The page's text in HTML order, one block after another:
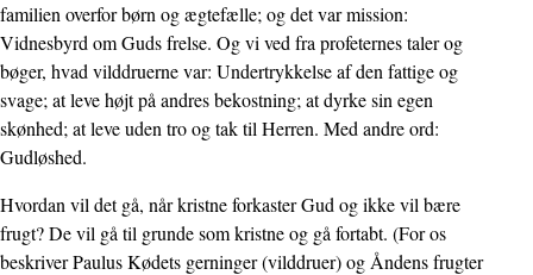
familien overfor børn og ægtefælle; og det var mission:
Vidnesbyrd om Guds frelse. Og vi ved fra profeternes taler og
bøger, hvad vilddruerne var: Undertrykkelse af den fattige og
svage; at leve højt på andres bekostning; at dyrke sin egen
skønhed; at leve uden tro og tak til Herren. Med andre ord:
Gudløshed.
Hvordan vil det gå, når kristne forkaster Gud og ikke vil bære
frugt? De vil gå til grunde som kristne og gå fortabt. (For os
beskriver Paulus Kødets gerninger (vilddruer) og Åndens frugter